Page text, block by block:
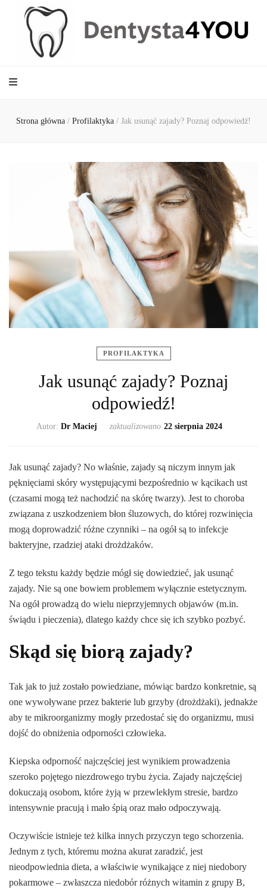
Dentysta4YOU
Strona główna / Profilaktyka / Jak usunąć zajady? Poznaj odpowiedź!
PROFILAKTYKA
Jak usunąć zajady? Poznaj
odpowiedź!
Autor: Dr Maciej zaktualizowano 22 sierpnia 2024
Jak usunąć zajady? No właśnie, zajady są niczym innym jak
pęknięciami skóry występującymi bezpośrednio w kącikach ust
(czasami mogą też nachodzić na skórę twarzy). Jest to choroba
związana z uszkodzeniem błon śluzowych, do której rozwinięcia
mogą doprowadzić różne czynniki – na ogół są to infekcje
bakteryjne, rzadziej ataki drożdżaków.
Z tego tekstu każdy będzie mógł się dowiedzieć, jak usunąć
zajady. Nie są one bowiem problemem wyłącznie estetycznym.
Na ogół prowadzą do wielu nieprzyjemnych objawów (m.in.
świądu i pieczenia), dlatego każdy chce się ich szybko pozbyć.
Skąd się biorą zajady?
Tak jak to już zostało powiedziane, mówiąc bardzo konkretnie, są
one wywoływane przez bakterie lub grzyby (drożdżaki), jednakże
aby te mikroorganizmy mogły przedostać się do organizmu, musi
dojść do obniżenia odporności człowieka.
Kiepska odporność najczęściej jest wynikiem prowadzenia
szeroko pojętego niezdrowego trybu życia. Zajady najczęściej
dokuczają osobom, które żyją w przewlekłym stresie, bardzo
intensywnie pracują i mało śpią oraz mało odpoczywają.
Oczywiście istnieje też kilka innych przyczyn tego schorzenia.
Jednym z tych, któremu można akurat zaradzić, jest
nieodpowiednia dieta, a właściwie wynikające z niej niedobory
pokarmowe – zwłaszcza niedobór różnych witamin z grupy B,